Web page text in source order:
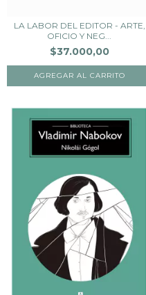
LA LABOR DEL EDITOR - ARTE,
OFICIO Y NEG...
$37.000,00